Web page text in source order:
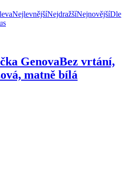
NejlevnějšíNejdražšíNejnovějšíDle
GenovaBez vrtání,
matně bílá